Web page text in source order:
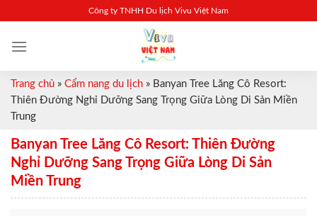
content
Công ty TNHH Du lịch Vivu Việt Nam
Trang chủ » Cẩm nang du lịch » Banyan Tree Lăng Cô Resort:
Thiên Đường Nghỉ Dưỡng Sang Trọng Giữa Lòng Di Sản Miền
Trung
Banyan Tree Lăng Cô Resort: Thiên Đường
Nghỉ Dưỡng Sang Trọng Giữa Lòng Di Sản
Miền Trung